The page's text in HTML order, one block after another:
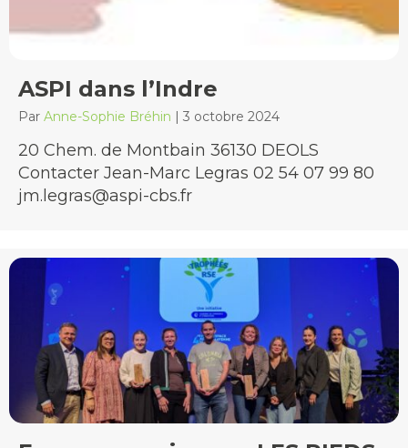
ASPI dans l’Indre
Par Anne-Sophie Bréhin | 3 octobre 2024
20 Chem. de Montbain 36130 DEOLS
Contacter Jean-Marc Legras 02 54 07 99 80
jm.legras@aspi-cbs.fr